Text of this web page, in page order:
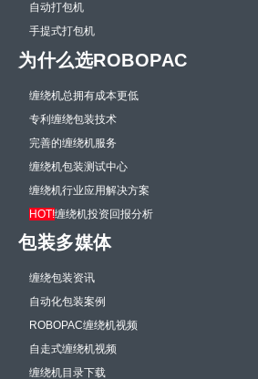
自动打包机
手提式打包机
为什么选ROBOPAC
缠绕机总拥有成本更低
专利缠绕包装技术
完善的缠绕机服务
缠绕机包装测试中心
缠绕机行业应用解决方案
HOT!缠绕机投资回报分析
包装多媒体
缠绕包装资讯
自动化包装案例
ROBOPAC缠绕机视频
自走式缠绕机视频
缠绕机目录下载